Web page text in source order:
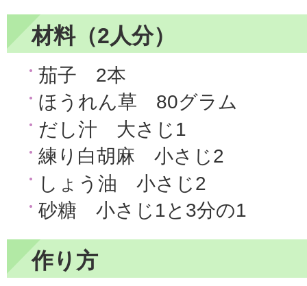
材料（2人分）
茄子 2本
ほうれん草 80グラム
だし汁 大さじ1
練り白胡麻 小さじ2
しょう油 小さじ2
砂糖 小さじ1と3分の1
作り方